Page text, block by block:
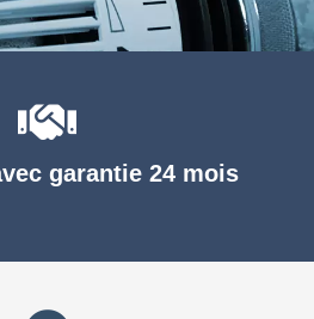
garantie 24 mois